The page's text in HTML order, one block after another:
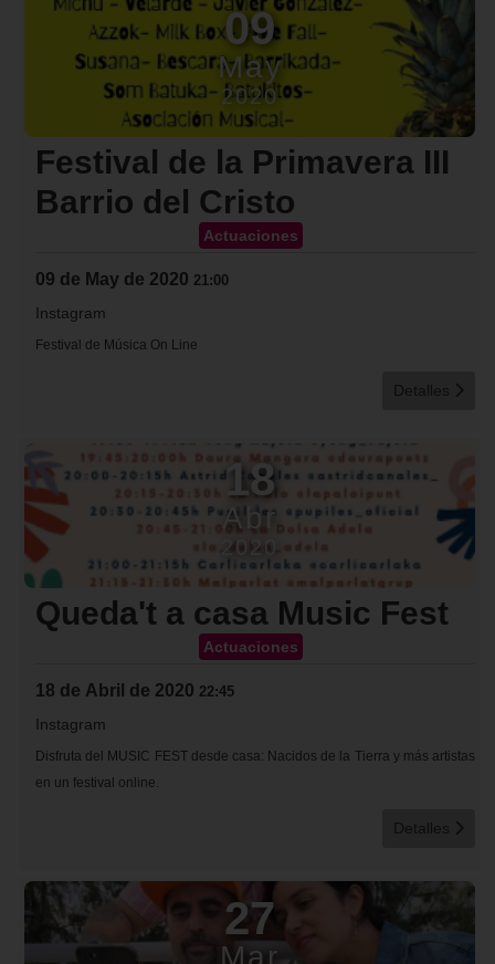
09
May
2020
Festival de la Primavera III
Barrio del Cristo
Actuaciones
09 de May de 2020 21:00
Instagram
Festival de Música On Line
Detalles
18
Abr
2020
Queda't a casa Music Fest
Actuaciones
18 de Abril de 2020 22:45
Instagram
Disfruta del MUSIC FEST desde casa: Nacidos de la Tierra y más artistas
en un festival online.
Detalles
27
Mar